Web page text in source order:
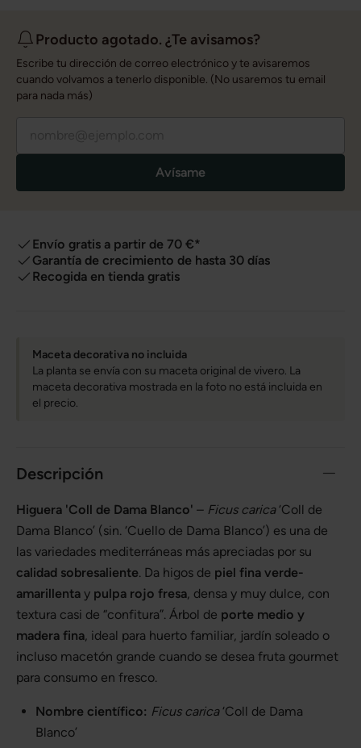
Producto agotado. ¿Te avisamos?
Escribe tu dirección de correo electrónico y te avisaremos
cuando volvamos a tenerlo disponible. (No usaremos tu email
para nada más)
Avísame
Envío gratis a partir de 70 €*
Garantía de crecimiento de hasta 30 días
Recogida en tienda gratis
Maceta decorativa no incluida
La planta se envía con su maceta original de vivero. La
maceta decorativa mostrada en la foto no está incluida en
el precio.
Descripción
Higuera 'Coll de Dama Blanco' – Ficus carica‘Coll de
Dama Blanco’ (sin. ‘Cuello de Dama Blanco’) es una de
las variedades mediterráneas más apreciadas por su
calidad sobresaliente. Da higos de piel fina verde-
amarillenta y pulpa rojo fresa, densa y muy dulce, con
textura casi de “confitura”. Árbol de porte medio y
madera fina, ideal para huerto familiar, jardín soleado o
incluso macetón grande cuando se desea fruta gourmet
para consumo en fresco.
Nombre científico: Ficus carica‘Coll de Dama
Blanco’